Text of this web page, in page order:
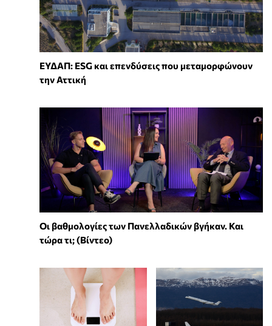
ΕΥΔΑΠ: ESG και επενδύσεις που μεταμορφώνουν
την Αττική
Οι βαθμολογίες των Πανελλαδικών βγήκαν. Και
τώρα τι; (Βίντεο)